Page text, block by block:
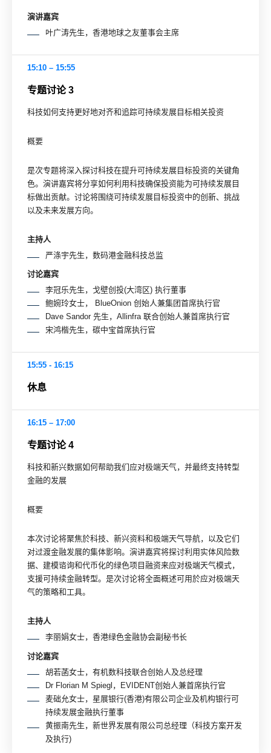
演讲嘉宾
叶广涛先生，香港地球之友董事会主席
15:10 – 15:55
专题讨论 3
科技如何支持更好地对齐和追踪可持续发展目标相关投资
概要
是次专题将深入探讨科技在提升可持续发展目标投资的关键角
色。演讲嘉宾将分享如何利用科技确保投资能为可持续发展目
标做出贡献。讨论将围绕可持续发展目标投资中的创新、挑战
以及未来发展方向。
主持人
严涤宇先生，数码港金融科技总监
讨论嘉宾
李冠乐先生，戈壁创投(大湾区) 执行董事
鲍婉玲女士， BlueOnion 创始人兼集团首席执行官
Dave Sandor 先生，Allinfra 联合创始人兼首席执行官
宋鸿楷先生，碳中宝首席执行官
15:55 - 16:15
休息
16:15 – 17:00
专题讨论 4
科技和新兴数据如何帮助我们应对极端天气，并最终支持转型
金融的发展
概要
本次讨论将聚焦於科技、新兴资料和极端天气导航，以及它们
对过渡金融发展的集体影响。演讲嘉宾将探讨利用实体风险数
据、建模谘询和代币化的绿色项目融资来应对极端天气模式，
支援可持续金融转型。是次讨论将全面概述可用於应对极端天
气的策略和工具。
主持人
李丽娟女士，香港绿色金融协会副秘书长
讨论嘉宾
胡若菡女士，有机数科技联合创始人及总经理
Dr Florian M Spiegl，EVIDENT创始人兼首席执行官
麦础允女士，星展银行(香港)有限公司企业及机构银行可
持续发展金融执行董事
黄振南先生，新世界发展有限公司总经理（科技方案开发
及执行)